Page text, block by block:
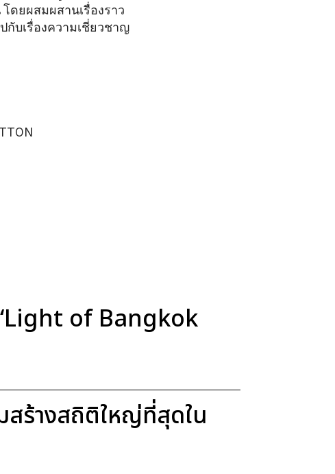
ดยผสมผสานเรื่องราว
บเรื่องความเชี่ยวชาญ
‘Light of Bangkok
สร้างสถิติใหญ่ที่สุดใน